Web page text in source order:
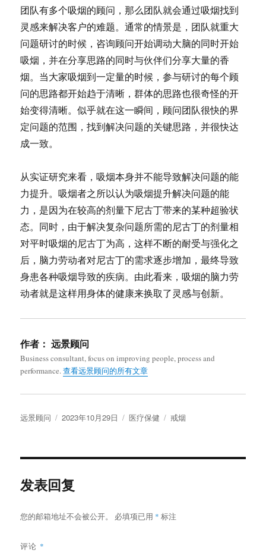
团队有多个吸烟的顾问，那么团队就会通过吸烟找到
灵感来解决客户的难题。通常的情景是，团队就重大
问题研讨的时候，咨询顾问开始调动大脑的同时开始
吸烟，并在分享思路的同时与伙伴们分享大量的香
烟。当大家吸烟到一定量的时候，参与研讨的每个顾
问的思路都开始趋于清晰，群体的思路也很奇怪的开
始变得清晰。似乎就在这一瞬间，顾问团队很快的界
定问题的范围，找到解决问题的关键思路，并很快达
成一致。
从实证研究来看，吸烟本身并不能导致解决问题的能
力提升。吸烟者之所以认为吸烟提升解决问题的能
力，是因为在较高的剂量下尼古丁带来的某种超验状
态。同时，由于解决复杂问题所需的尼古丁的剂量相
对平时吸烟的尼古丁为高，这样不断的耐受与强化之
后，脑力劳动者对尼古丁的需求逐步增加，最终导致
身患各种吸烟导致的疾病。由此看来，吸烟的脑力劳
动者就是这样用身体的健康来换取了灵感与创新。
作者： 远景顾问
Business consultant, focus on improving people, process and
performance.查看远景顾问的所有文章
作
远景顾问
发
2023年10月29日
分
医疗保健
标
戒烟
发表回复
您的邮箱地址不会被公开。 必填项已用 * 标注
评论 *